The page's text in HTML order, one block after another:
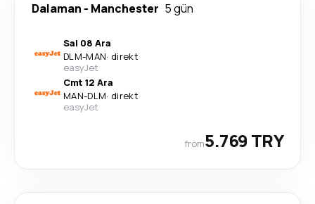
Dalaman - Manchester 5 gün
Sal 08 Ara
DLM-MAN· direkt
easyJet
Cmt 12 Ara
MAN-DLM· direkt
easyJet
from5.769 TRY